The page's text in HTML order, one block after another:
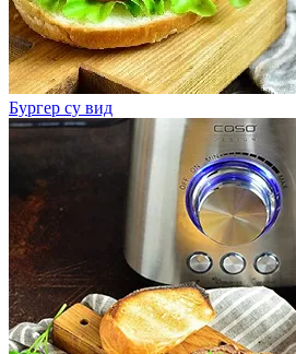
Бургер су вид